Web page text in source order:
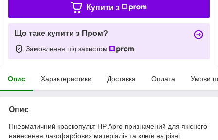
Купити з
Що таке купити з Пром?
Замовлення під захистом
Опис Характеристики Доставка Оплата Умови
Опис
Пневматичний краскопульт HP Apro призначений для якісного
нанесення лакофарбових матеріалів та клеїв на різні